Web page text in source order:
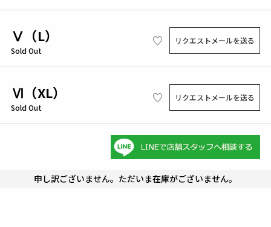
Ⅴ（L）
Sold Out
リクエストメールを送る
Ⅵ（XL）
Sold Out
リクエストメールを送る
申し訳ございません。ただいま在庫がございません。